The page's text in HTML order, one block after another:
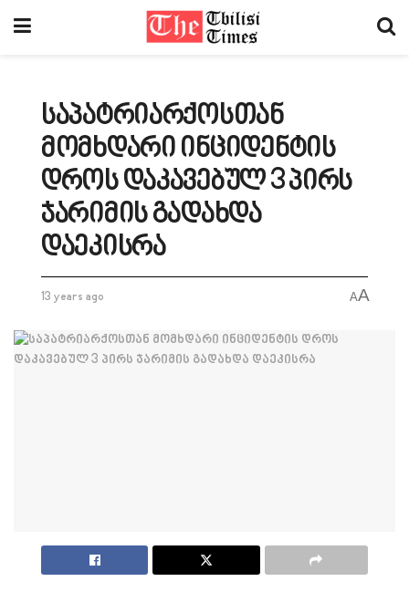
საპატრიარქოსთან
მომხდარი ინციდენტის
დროს დაკავებულ 3 პირს
ჯარიმის გადახდა
დაეკისრა
13 years ago AA